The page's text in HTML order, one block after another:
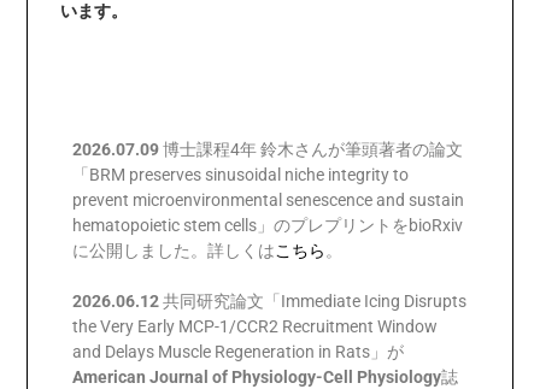
います。
2026.07.09博士課程4年 鈴木さんが筆頭著者の論文
「BRM preserves sinusoidal niche integrity to
prevent microenvironmental senescence and sustain
hematopoietic stem cells」のプレプリントをbioRxiv
に公開しました。詳しくはこちら 。
2026.06.12共同研究論文「Immediate Icing Disrupts
the Very Early MCP-1/CCR2 Recruitment Window
and Delays Muscle Regeneration in Rats」が
American Journal of Physiology-Cell Physiology誌